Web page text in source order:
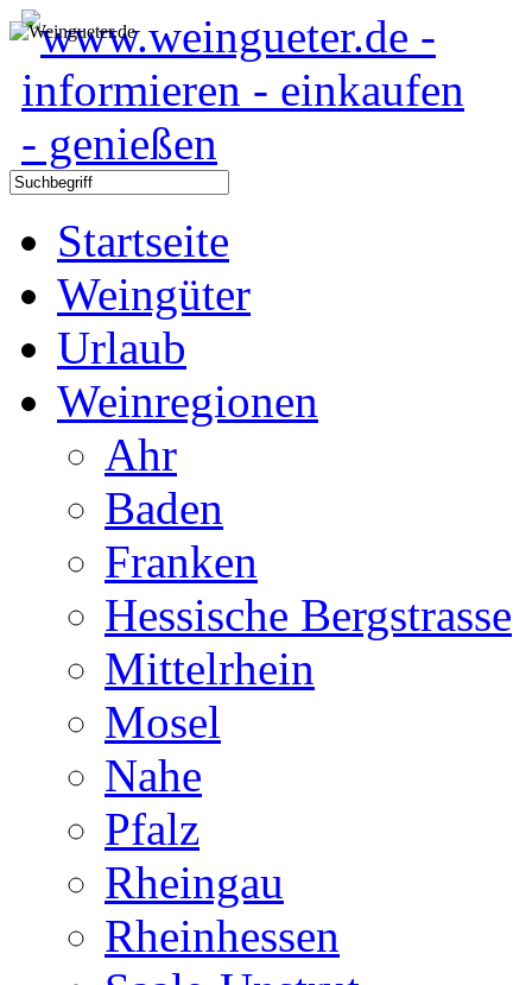
Startseite
Weingüter
Urlaub
Weinregionen
Ahr
Baden
Franken
Hessische Bergstrasse
Mittelrhein
Mosel
Nahe
Pfalz
Rheingau
Rheinhessen